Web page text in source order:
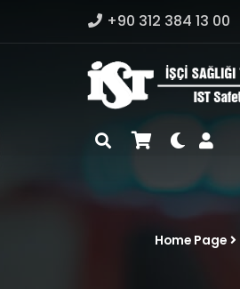
+90 312 384 13 00
Home Page